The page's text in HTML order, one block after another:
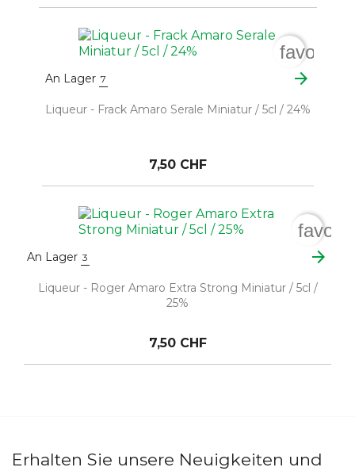
An Lager 7 arrow_forward
Liqueur - Frack Amaro Serale Miniatur / 5cl / 24%
7,50 CHF
An Lager 3 arrow_forward
Liqueur - Roger Amaro Extra Strong Miniatur / 5cl /
25%
7,50 CHF
Erhalten Sie unsere Neuigkeiten und